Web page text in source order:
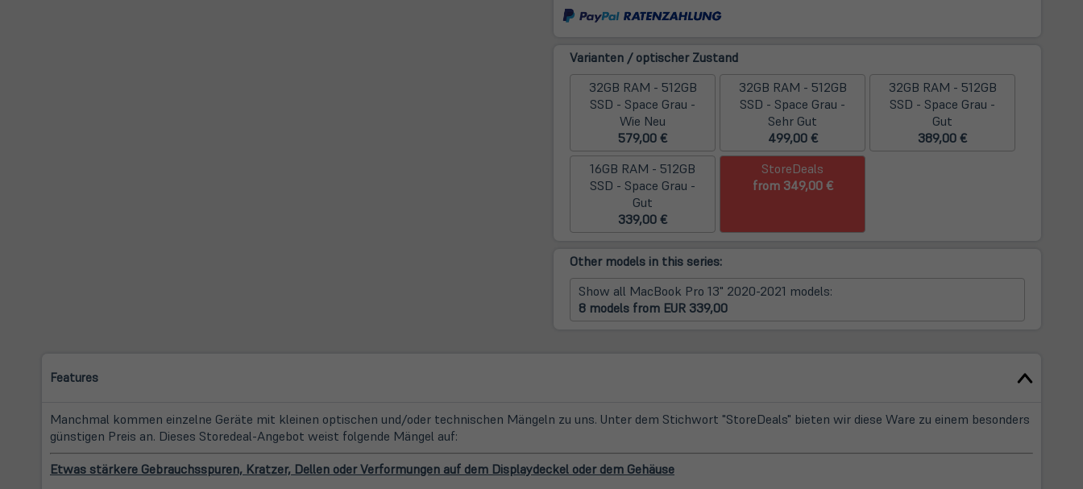
Varianten / optischer Zustand
32GB RAM - 512GB
SSD - Space Grau -
Wie Neu
579,00 €
32GB RAM - 512GB
SSD - Space Grau -
Sehr Gut
499,00 €
32GB RAM - 512GB
SSD - Space Grau -
Gut
389,00 €
16GB RAM - 512GB
SSD - Space Grau -
Gut
339,00 €
StoreDeals
from 349,00 €
Other models in this series:
Show all MacBook Pro 13" 2020-2021 models:
8 models from EUR 339,00
Features
Manchmal kommen einzelne Geräte mit kleinen optischen und/oder technischen Mängeln zu uns. Unter dem Stichwort "StoreDeals" bieten wir diese Ware zu einem besonders
günstigen Preis an. Dieses Storedeal-Angebot weist folgende Mängel auf:
Etwas stärkere Gebrauchsspuren, Kratzer, Dellen oder Verformungen auf dem Displaydeckel oder dem Gehäuse